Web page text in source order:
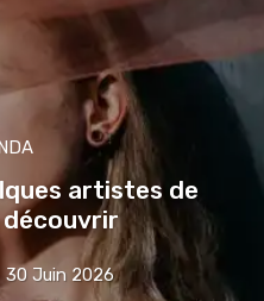
artistes de
découvrir
30 Juin 2026